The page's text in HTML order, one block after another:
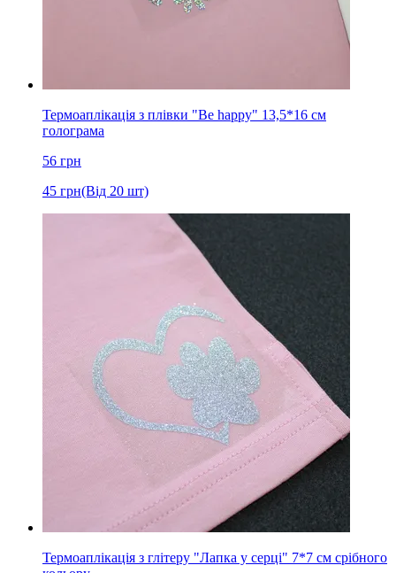
Термоаплікація з плівки "Be happy" 13,5*16 см
голограма
56 грн
45 грн(Від 20 шт)
Термоаплікація з глітеру "Лапка у серці" 7*7 см срібного